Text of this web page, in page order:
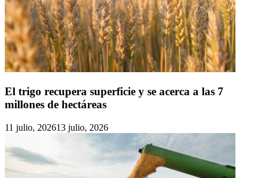
El trigo recupera superficie y se acerca a las 7
millones de hectáreas
11 julio, 202613 julio, 2026